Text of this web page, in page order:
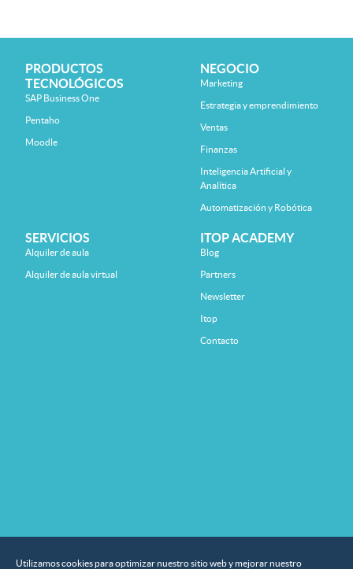
Utilizamos cookies para optimizar nuestro sitio web y mejorar nuestro
PRODUCTOS
TECNOLÓGICOS
SAP Business One
Pentaho
Moodle
NEGOCIO
Marketing
Estrategia y emprendimiento
Ventas
Finanzas
Inteligencia Artificial y
Analítica
Automatización y Robótica
SERVICIOS
Alquiler de aula
Alquiler de aula virtual
ITOP ACADEMY
Blog
Partners
Newsletter
Itop
Contacto